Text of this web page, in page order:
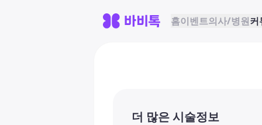
홈이벤트의사/병원커
더 많은 시술정보